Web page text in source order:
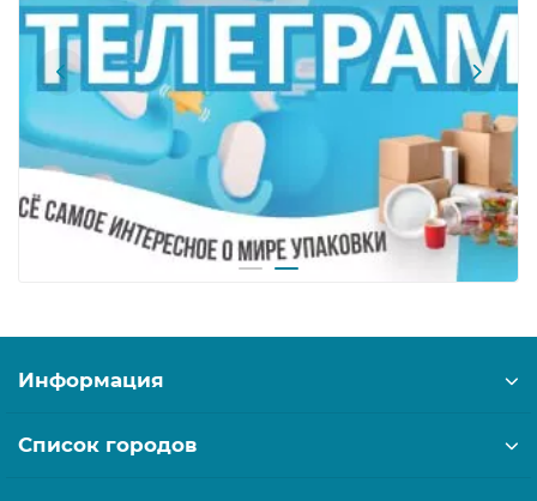
Информация
Список городов